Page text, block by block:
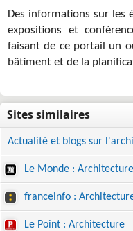
Des informations sur les
expositions et
faisant de ce portail un
bâtiment et de la
Actualité et blogs sur
Le Monde : Architecture
franceinfo :
Le Point : Architecture